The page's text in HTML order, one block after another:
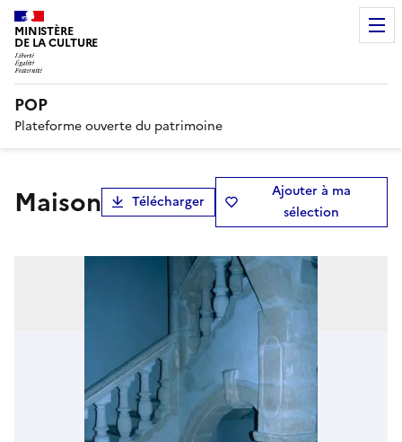
MINISTÈRE
DE LA CULTURE
POP
Plateforme ouverte du patrimoine
maison Télécharger
Ajouter à ma
sélection